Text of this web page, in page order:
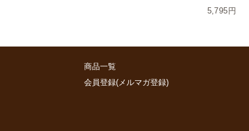
5,795円
商品一覧
会員登録(メルマガ登録)